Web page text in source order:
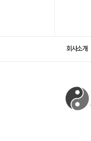
회사소개